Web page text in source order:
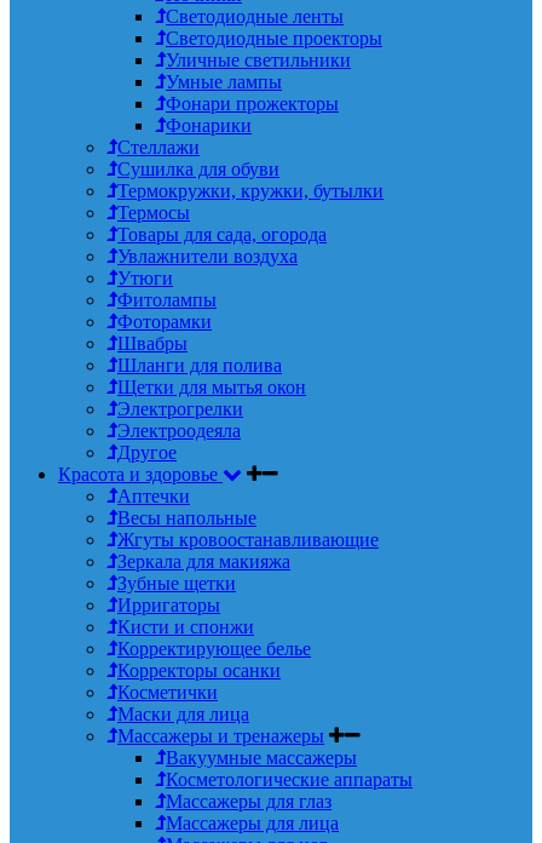
Светодиодные ленты
Светодиодные проекторы
Уличные светильники
Умные лампы
Фонари прожекторы
Фонарики
Стеллажи
Сушилка для обуви
Термокружки, кружки, бутылки
Термосы
Товары для сада, огорода
Увлажнители воздуха
Утюги
Фитолампы
Фоторамки
Швабры
Шланги для полива
Щетки для мытья окон
Электрогрелки
Электроодеяла
Другое
Красота и здоровье
Аптечки
Весы напольные
Жгуты кровоостанавливающие
Зеркала для макияжа
Зубные щетки
Ирригаторы
Кисти и спонжи
Корректирующее белье
Корректоры осанки
Косметички
Маски для лица
Массажеры и тренажеры
Вакуумные массажеры
Косметологические аппараты
Массажеры для глаз
Массажеры для лица